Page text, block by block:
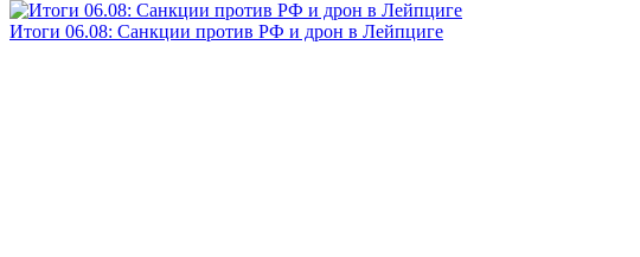
Итоги 06.08: Санкции против РФ и дрон в Лейпциге